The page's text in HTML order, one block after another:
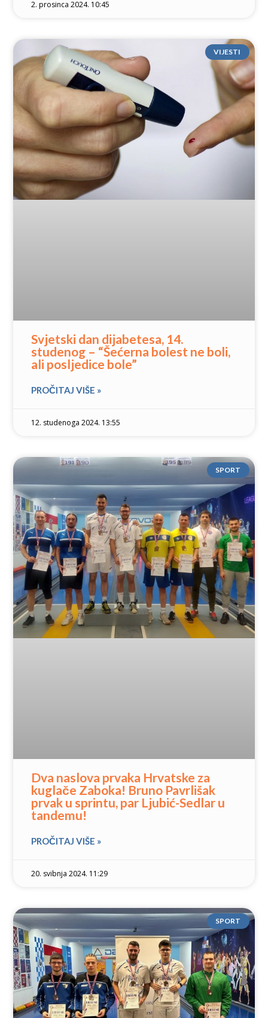
2. prosinca 2024. 10:45
VIJESTI
Svjetski dan dijabetesa, 14.
studenog – “Šećerna bolest ne boli,
ali posljedice bole”
PROČITAJ VIŠE »
12. studenoga 2024. 13:55
SPORT
Dva naslova prvaka Hrvatske za
kuglače Zaboka! Bruno Pavrlišak
prvak u sprintu, par Ljubić-Sedlar u
tandemu!
PROČITAJ VIŠE »
20. svibnja 2024. 11:29
SPORT